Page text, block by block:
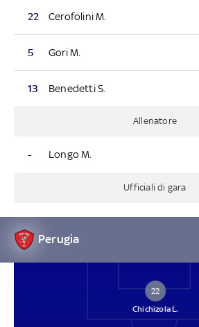
22 Cerofolini M.
5 Gori M.
13 Benedetti S.
Allenatore
- Longo M.
Ufficiali di gara
Perugia
22
Chichizola L.